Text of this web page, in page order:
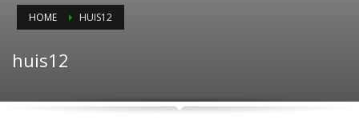
HOME HUIS12
huis12